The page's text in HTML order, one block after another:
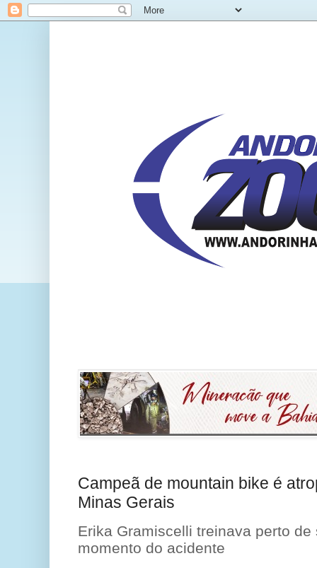
Campeã de mountain bike é
Minas Gerais
Erika Gramiscelli treinava perto
momento do acidente